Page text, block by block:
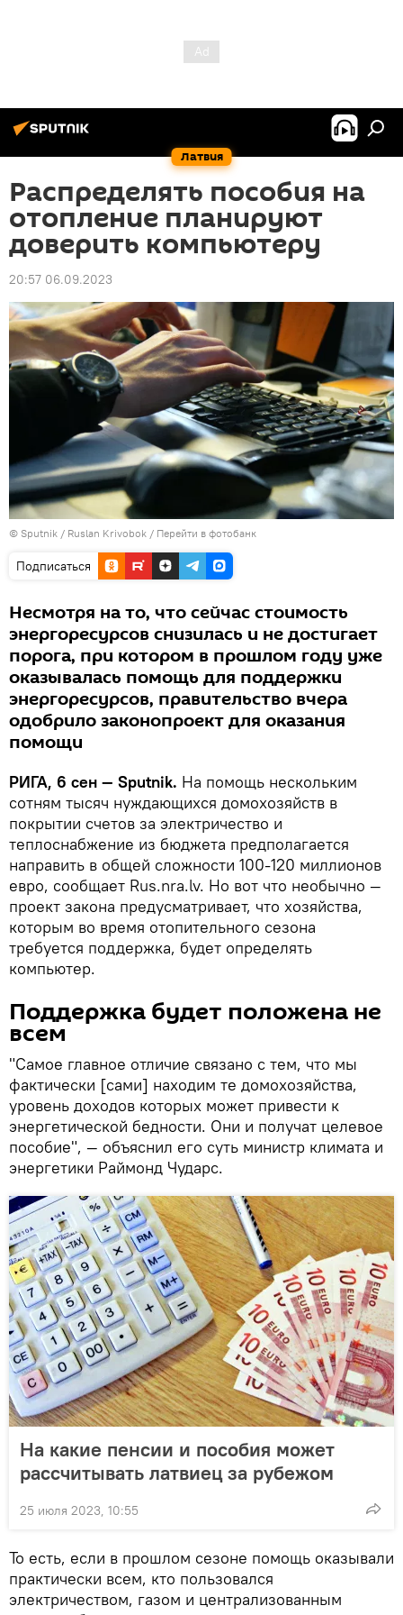
Латвия
Распределять пособия на
отопление планируют
доверить компьютеру
20:57 06.09.2023
© Sputnik / Ruslan Krivobok / Перейти в фотобанк
Подписаться
Несмотря на то, что сейчас стоимость
энергоресурсов снизилась и не достигает
порога, при котором в прошлом году уже
оказывалась помощь для поддержки
энергоресурсов, правительство вчера
одобрило законопроект для оказания
помощи
РИГА, 6 сен — Sputnik. На помощь нескольким
сотням тысяч нуждающихся домохозяйств в
покрытии счетов за электричество и
теплоснабжение из бюджета предполагается
направить в общей сложности 100-120 миллионов
евро, сообщает Rus.nra.lv. Но вот что необычно —
проект закона предусматривает, что хозяйства,
которым во время отопительного сезона
требуется поддержка, будет определять
компьютер.
Поддержка будет положена не
всем
"Cамое главное отличие связано с тем, что мы
фактически [сами] находим те домохозяйства,
уровень доходов которых может привести к
энергетической бедности. Они и получат целевое
пособие", — объяснил его суть министр климата и
энергетики Раймонд Чударс.
На какие пенсии и пособия может
рассчитывать латвиец за рубежом
25 июля 2023, 10:55
То есть, если в прошлом сезоне помощь оказывали
практически всем, кто пользовался
электричеством, газом и централизованным